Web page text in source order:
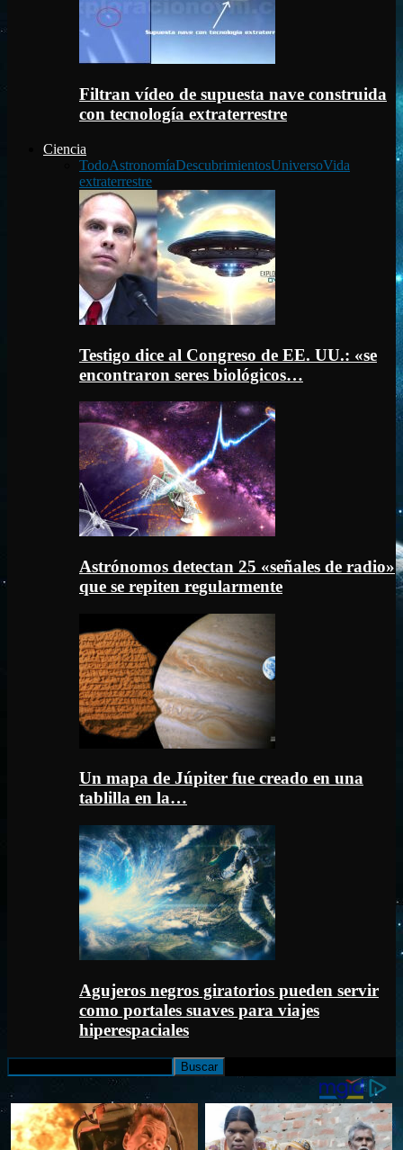
Filtran vídeo de supuesta nave construida
con tecnología extraterrestre
Ciencia
TodoAstronomíaDescubrimientosUniversoVida
extraterrestre
Testigo dice al Congreso de EE. UU.: «se
encontraron seres biológicos…
Astrónomos detectan 25 «señales de radio»
que se repiten regularmente
Un mapa de Júpiter fue creado en una
tablilla en la…
Agujeros negros giratorios pueden servir
como portales suaves para viajes
hiperespaciales